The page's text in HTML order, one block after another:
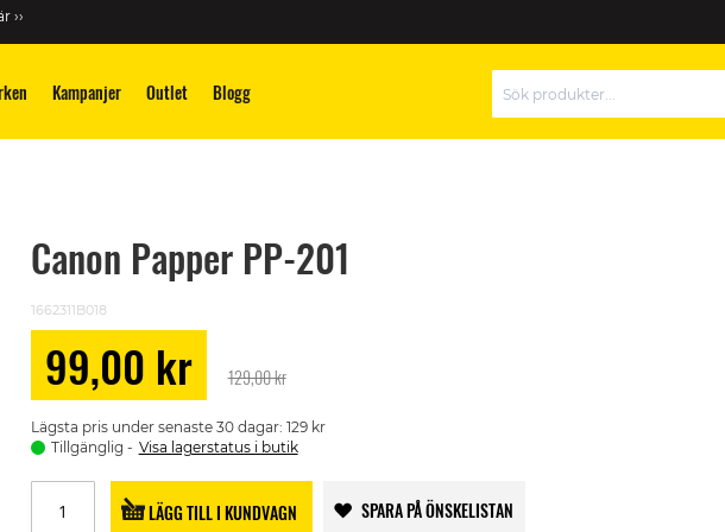
››
Kampanjer Outlet Blogg
Canon Papper PP-201
1662311B018
Special
Price
99,00 kr 129,00 kr
Lägsta pris under senaste 30 dagar: 129 kr
Tillgänglig
Visa lagerstatus i butik
LÄGG TILL I KUNDVAGN SPARA PÅ ÖNSKELISTAN